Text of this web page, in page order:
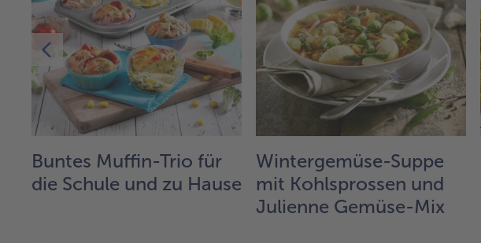
Buntes Muffin-Trio für
die Schule und zu Hause
Wintergemüse-Suppe
mit Kohlsprossen und
Julienne Gemüse-Mix